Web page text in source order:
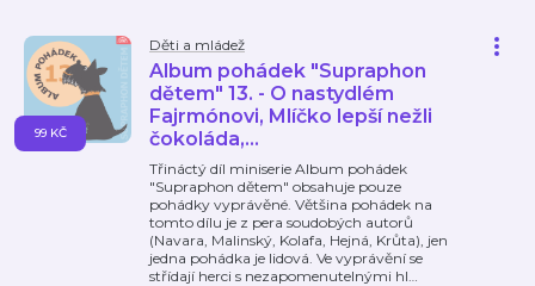
Děti a mládež
Album pohádek "Supraphon
dětem" 13. - O nastydlém
Fajrmónovi, Mlíčko lepší nežli
čokoláda,...
Třináctý díl miniserie Album pohádek
"Supraphon dětem" obsahuje pouze
pohádky vyprávěné. Většina pohádek na
tomto dílu je z pera soudobých autorů
(Navara, Malinský, Kolafa, Hejná, Krůta), jen
jedna pohádka je lidová. Ve vyprávění se
střídají herci s nezapomenutelnými hl…
99 KČ